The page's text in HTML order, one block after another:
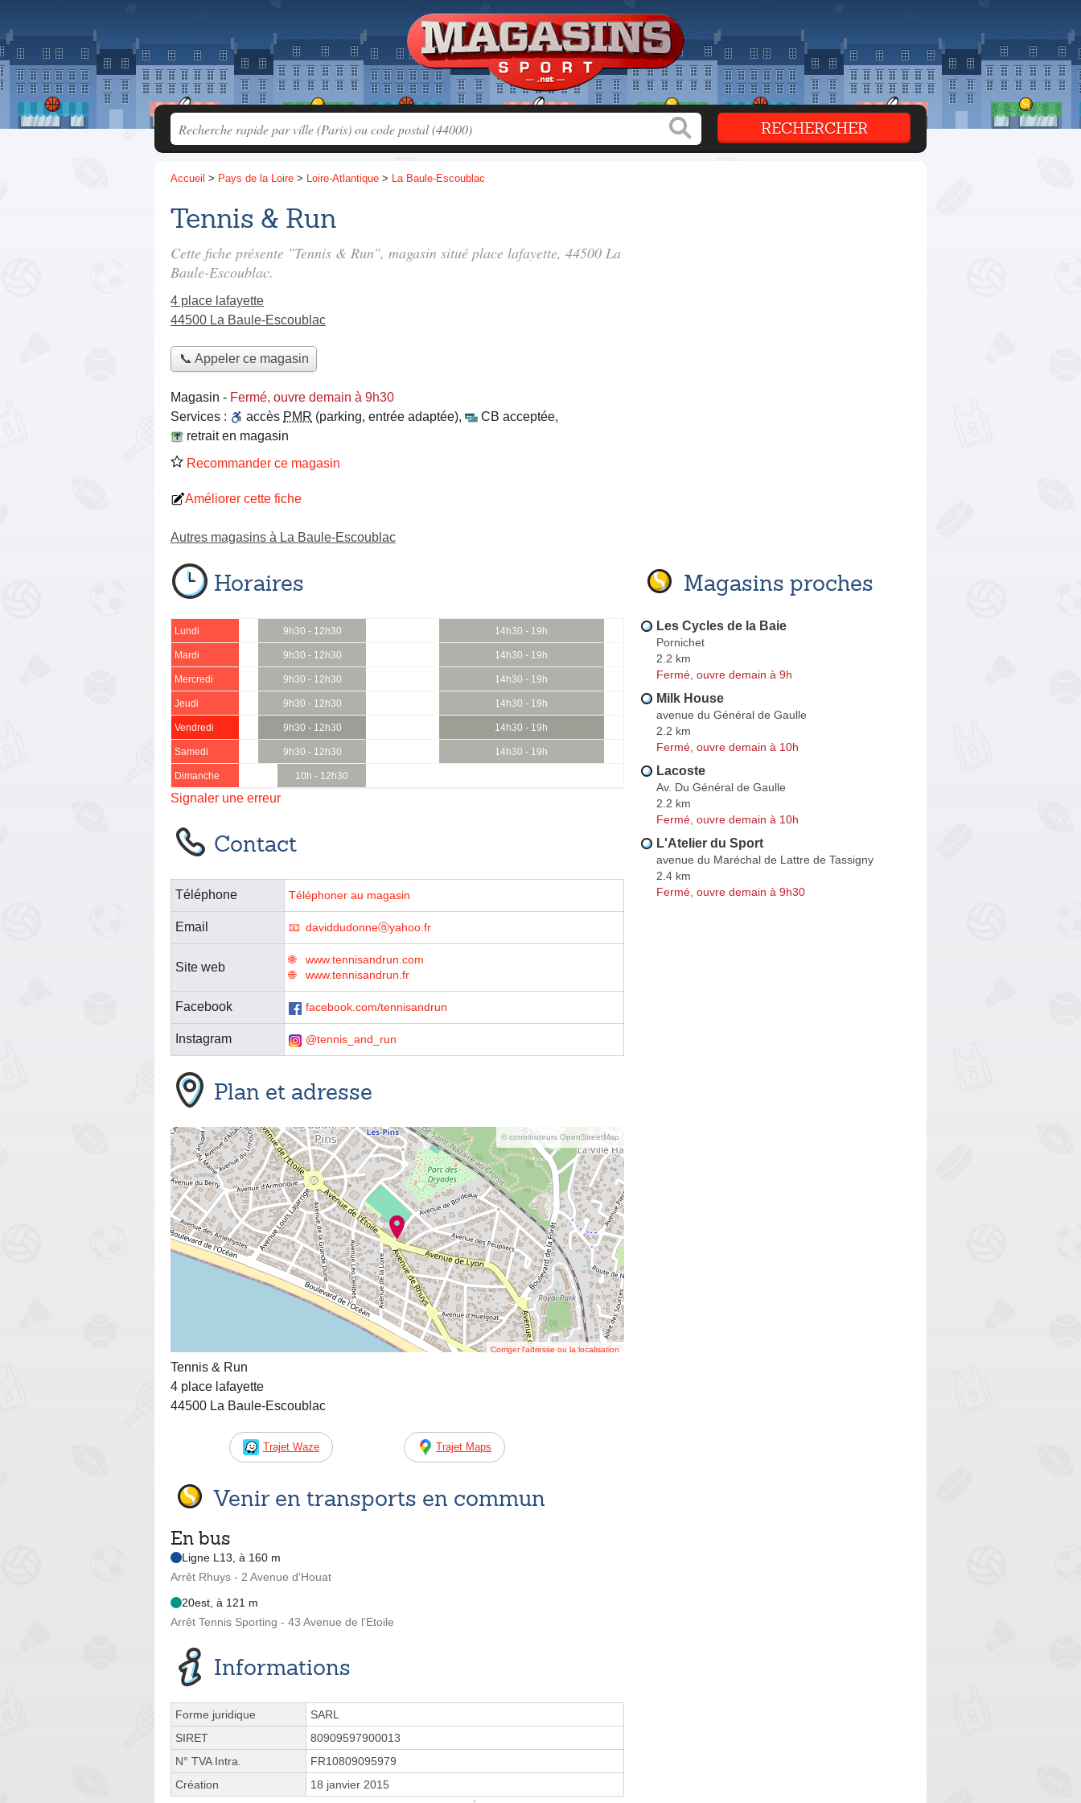
Accueil > Pays de la Loire > Loire-Atlantique > La Baule-Escoublac
Tennis & Run
Cette fiche présente "Tennis & Run", magasin situé place lafayette, 44500 La
Baule-Escoublac.
4 place lafayette
44500 La Baule-Escoublac
📞 Appeler ce magasin
Magasin - Fermé, ouvre demain à 9h30
Services :
accès PMR (parking, entrée adaptée), CB acceptée,
retrait en magasin
Recommander ce magasin
Améliorer cette fiche
Autres magasins à La Baule-Escoublac
Horaires
Lundi 9h30 - 12h30 14h30 - 19h
Mardi 9h30 - 12h30 14h30 - 19h
Mercredi 9h30 - 12h30 14h30 - 19h
Jeudi 9h30 - 12h30 14h30 - 19h
Vendredi 9h30 - 12h30 14h30 - 19h
Samedi 9h30 - 12h30 14h30 - 19h
Dimanche 10h - 12h30
Signaler une erreur
Contact
Téléphone Téléphoner au magasin
Email daviddudonneⓐyahoo.fr
Site web
www.tennisandrun.com
www.tennisandrun.fr
Facebook facebook.com/tennisandrun
Instagram @tennis_and_run
Plan et adresse
© contributeurs OpenStreetMap
Corriger l’adresse ou la localisation
Tennis & Run
4 place lafayette
44500 La Baule-Escoublac
Trajet Waze Trajet Maps
Venir en transports en commun
En bus
Ligne L13, à 160 m
Arrêt Rhuys - 2 Avenue d'Houat
20est, à 121 m
Arrêt Tennis Sporting - 43 Avenue de l'Etoile
Informations
Forme juridique
SARL
SIRET
80909597900013
N° TVA Intra.
FR10809095979
Création
18 janvier 2015
Magasins proches
Les Cycles de la Baie
Pornichet
2.2 km
Fermé, ouvre demain à 9h
Milk House
avenue du Général de Gaulle
2.2 km
Fermé, ouvre demain à 10h
Lacoste
Av. Du Général de Gaulle
2.2 km
Fermé, ouvre demain à 10h
L'Atelier du Sport
avenue du Maréchal de Lattre de Tassigny
2.4 km
Fermé, ouvre demain à 9h30